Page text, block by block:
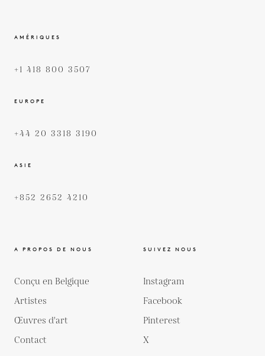
AMÉRIQUES
+1 418 800 3507
EUROPE
+44 20 3318 3190
ASIE
+852 2652 4210
A PROPOS DE NOUS
Conçu en Belgique
Artistes
Œuvres d'art
Contact
SUIVEZ NOUS
Instagram
Facebook
Pinterest
X